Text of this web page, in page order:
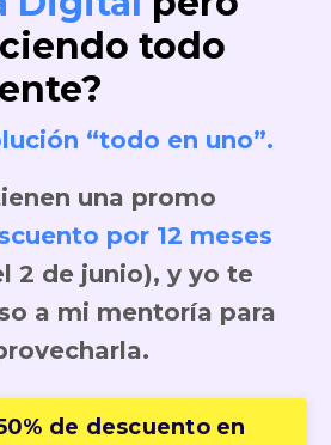
todo
“todo en uno”.
una promo
por 12 meses
2 de junio), y yo te
a mi mentoría para
de descuento en